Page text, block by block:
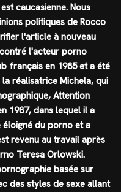
caucasienne. Nous
politiques de Rocco
l'article à nouveau
l'acteur porno
français en 1985 et a été
réalisatrice Michela, qui
Attention
1987, dans lequel il a
éloigné du porno et a
revenu au travail après
Teresa Orlowski.
basée sur
des styles de sexe allant